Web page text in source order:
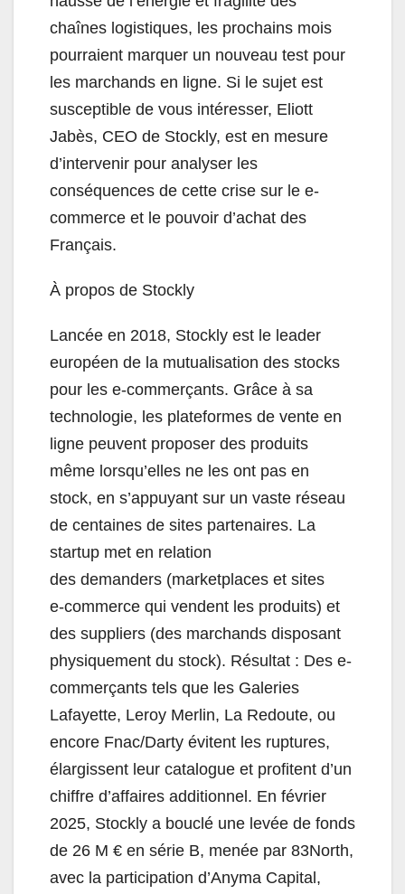
chaînes logistiques, les prochains mois
pourraient marquer un nouveau test pour
les marchands en ligne. Si le sujet est
susceptible de vous intéresser, Eliott
Jabès, CEO de Stockly, est en mesure
d’intervenir pour analyser les
conséquences de cette crise sur le e-
commerce et le pouvoir d’achat des
Français.
À propos de Stockly
Lancée en 2018, Stockly est le leader
européen de la mutualisation des stocks
pour les e‑commerçants. Grâce à sa
technologie, les plateformes de vente en
ligne peuvent proposer des produits
même lorsqu’elles ne les ont pas en
stock, en s’appuyant sur un vaste réseau
de centaines de sites partenaires. La
startup met en relation
des demanders (marketplaces et sites
e‑commerce qui vendent les produits) et
des suppliers (des marchands disposant
physiquement du stock). Résultat : Des e-
commerçants tels que les Galeries
Lafayette, Leroy Merlin, La Redoute, ou
encore Fnac/Darty évitent les ruptures,
élargissent leur catalogue et profitent d’un
chiffre d’affaires additionnel. En février
2025, Stockly a bouclé une levée de fonds
de 26 M € en série B, menée par 83North,
avec la participation d’Anyma Capital,